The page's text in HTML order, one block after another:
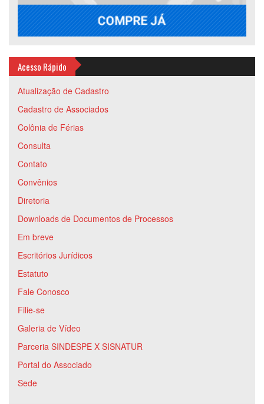
Acesso Rápido
Atualização de Cadastro
Cadastro de Associados
Colônia de Férias
Consulta
Contato
Convênios
Diretoria
Downloads de Documentos de Processos
Em breve
Escritórios Jurídicos
Estatuto
Fale Conosco
Filie-se
Galeria de Vídeo
Parceria SINDESPE X SISNATUR
Portal do Associado
Sede